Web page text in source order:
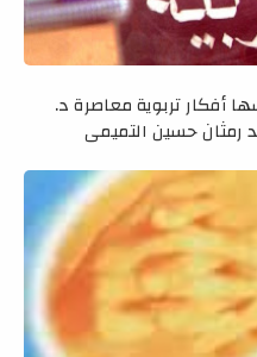
أفكار تربوية معاصرة د.
رمثان حسين التميمي